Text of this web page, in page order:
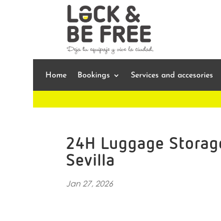
Home Bookings Services and accesories
24H Luggage
Sevilla
Jan 27, 2026